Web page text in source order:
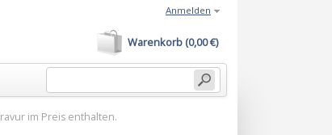
Warenkorb (0,00 €)
Anmelden
im Preis enthalten.